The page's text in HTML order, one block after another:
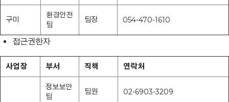
구미
환경안전
팀
팀장 054-470-1610
접근권한자
사업장 부서 직책 연락처
정보보안
팀
팀원 02-6903-3209